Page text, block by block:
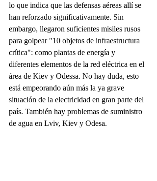
lo que indica que las defensas aéreas allí se
han reforzado significativamente. Sin
embargo, llegaron suficientes misiles rusos
para golpear "10 objetos de infraestructura
crítica": como plantas de energía y
diferentes elementos de la red eléctrica en el
área de Kiev y Odessa. No hay duda, esto
está empeorando aún más la ya grave
situación de la electricidad en gran parte del
país. También hay problemas de suministro
de agua en Lviv, Kiev y Odesa.